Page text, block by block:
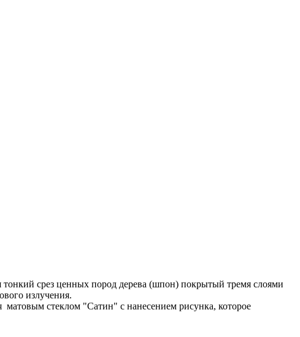
срез ценных пород дерева (шпон) покрытый тремя слоями
излучения.
матовым стеклом "Сатин" с нанесением рисунка, которое